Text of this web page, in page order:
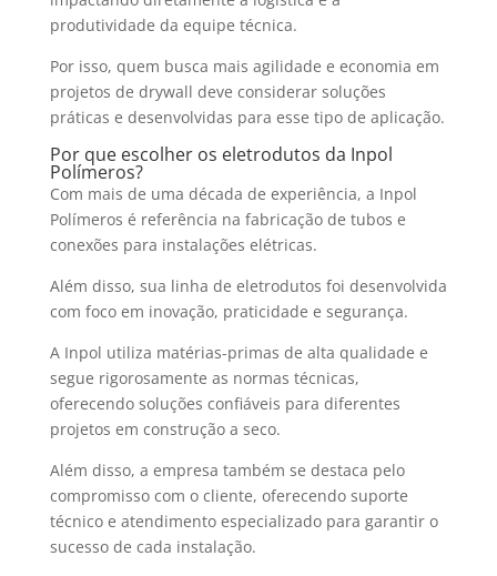
produtividade da equipe técnica.
Por isso, quem busca mais agilidade e economia em
projetos de drywall deve considerar soluções
práticas e desenvolvidas para esse tipo de aplicação.
Por que escolher os eletrodutos da Inpol
Polímeros?
Com mais de uma década de experiência, a Inpol
Polímeros é referência na fabricação de tubos e
conexões para instalações elétricas.
Além disso, sua linha de eletrodutos foi desenvolvida
com foco em inovação, praticidade e segurança.
A Inpol utiliza matérias-primas de alta qualidade e
segue rigorosamente as normas técnicas,
oferecendo soluções confiáveis para diferentes
projetos em construção a seco.
Além disso, a empresa também se destaca pelo
compromisso com o cliente, oferecendo suporte
técnico e atendimento especializado para garantir o
sucesso de cada instalação.